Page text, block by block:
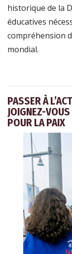
historique de la
éducatives
compréhension
mondial.
PASSER À
JOIGNEZ-
POUR LA PAIX